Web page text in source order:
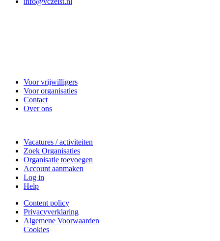
Voor vrijwilligers
Voor organisaties
Contact
Over ons
Vacatures / activiteiten
Zoek Organisaties
Organisatie toevoegen
Account aanmaken
Log in
Help
Content policy
Privacyverklaring
Algemene Voorwaarden
Cookies